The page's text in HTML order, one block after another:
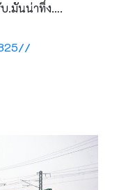
.มันน่าทึ่ง….